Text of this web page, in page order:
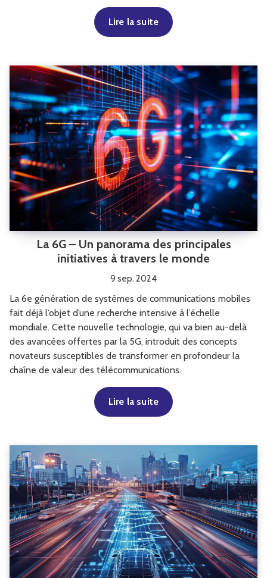
Lire la suite
La 6G – Un panorama des principales
initiatives à travers le monde
9 sep. 2024
La 6e génération de systèmes de communications mobiles
fait déjà l’objet d’une recherche intensive à l’échelle
mondiale. Cette nouvelle technologie, qui va bien au-delà
des avancées offertes par la 5G, introduit des concepts
novateurs susceptibles de transformer en profondeur la
chaîne de valeur des télécommunications.
Lire la suite